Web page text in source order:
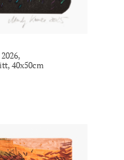
2026,
40x50cm